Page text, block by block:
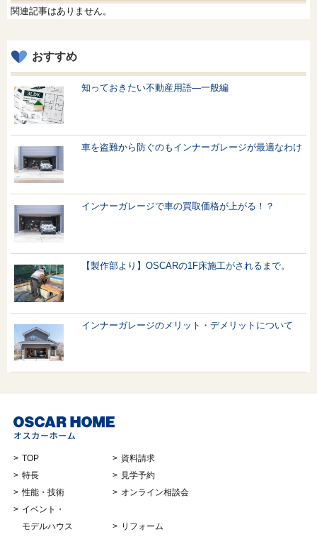
関連記事はありません。
おすすめ
知っておきたい不動産用語—一般編
車を盗難から防ぐのもインナーガレージが最適なわけ
インナーガレージで車の買取価格が上がる！？
【製作部より】OSCARの1F床施工がされるまで。
インナーガレージのメリット・デメリットについて
TOP
特長
性能・技術
イベント・
モデルハウス
資料請求
見学予約
オンライン相談会
リフォーム